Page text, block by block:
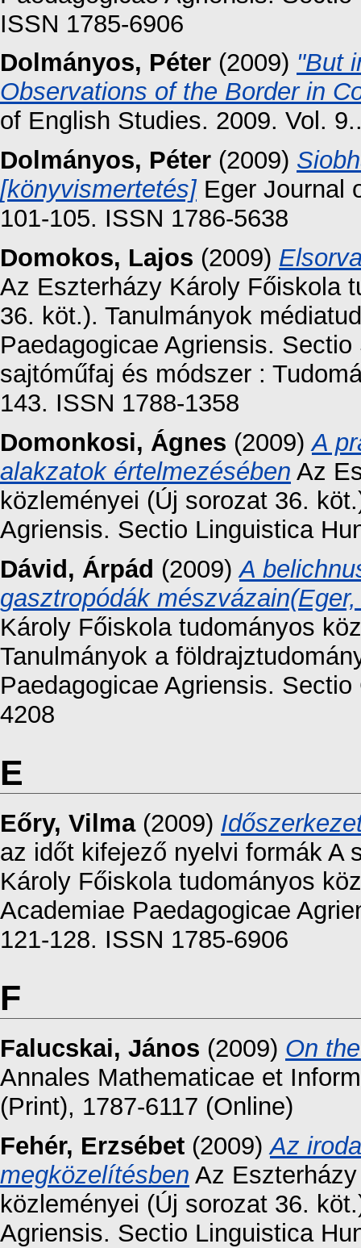
ISSN 1785-6906
Dolmányos, Péter (2009) "But
Observations of the Border in
of English Studies. 2009. Vol.
Dolmányos, Péter (2009)
[könyvismertetés]Eger Journal
101-105. ISSN 1786-5638
Domokos, Lajos (2009)
Az Eszterházy Károly Főiskola
36. köt.). Tanulmányok
Paedagogicae Agriensis.
sajtóműfaj és módszer :
143. ISSN 1788-1358
Domonkosi, Ágnes (2009)A
alakzatok értelmezésében Az
közleményei (Új sorozat 36.
Agriensis. Sectio Linguistica
Dávid, Árpád (2009)A
gasztropódák
Károly Főiskola tudományos
Tanulmányok a
Paedagogicae Agriensis.
4208
E
Eőry, Vilma(2009)
az időt kifejező nyelvi formák A
Károly Főiskola tudományos
Academiae Paedagogicae
121-128. ISSN 1785-6906
F
Falucskai, János (2009) On
Annales Mathematicae et
(Print), 1787-6117 (Online)
Fehér, Erzsébet (2009)Az
megközelítésben Az
közleményei (Új sorozat 36.
Agriensis. Sectio Linguistica